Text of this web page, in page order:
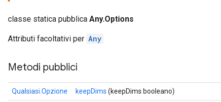
classe statica pubblica Any.Options
Attributi facoltativi per Any
Metodi pubblici
Qualsiasi.Opzione keepDims (keepDims booleano)